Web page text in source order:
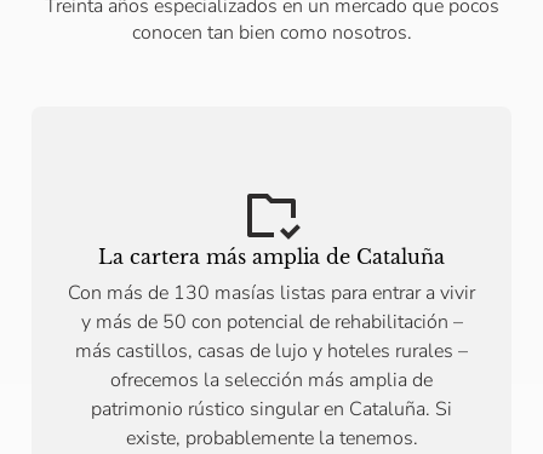
Treinta años especializados en un mercado que pocos
conocen tan bien como nosotros.
La cartera más amplia de Cataluña
Con más de 130 masías listas para entrar a vivir
y más de 50 con potencial de rehabilitación –
más castillos, casas de lujo y hoteles rurales –
ofrecemos la selección más amplia de
patrimonio rústico singular en Cataluña. Si
existe, probablemente la tenemos.